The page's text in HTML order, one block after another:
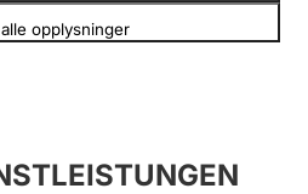
opplysninger